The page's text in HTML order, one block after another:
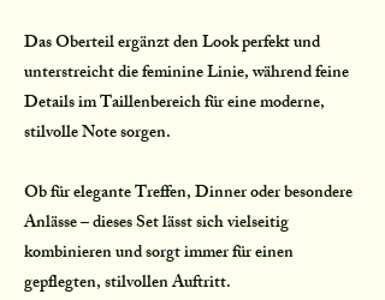
Das Oberteil ergänzt den Look perfekt und
unterstreicht die feminine Linie, während feine
Details im Taillenbereich für eine moderne,
stilvolle Note sorgen.
Ob für elegante Treffen, Dinner oder besondere
Anlässe – dieses Set lässt sich vielseitig
kombinieren und sorgt immer für einen
gepflegten, stilvollen Auftritt.